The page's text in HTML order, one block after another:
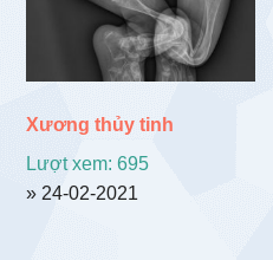
Xương thủy tinh
Lượt xem: 695
» 24-02-2021